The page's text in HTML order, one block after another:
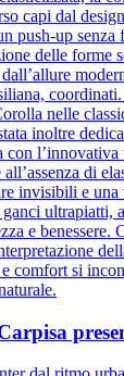
capi dal
push-up senza
delle forme
nelle
inoltre
con
di
invisibili e
ultrapiatti,
e
comfort si